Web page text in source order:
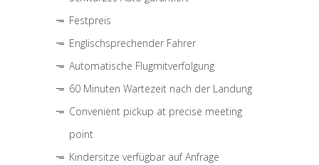
Festpreis
Englischsprechender Fahrer
Automatische Flugmitverfolgung
60 Minuten Wartezeit nach der Landung
Convenient pickup at precise meeting
point
Kindersitze verfügbar auf Anfrage